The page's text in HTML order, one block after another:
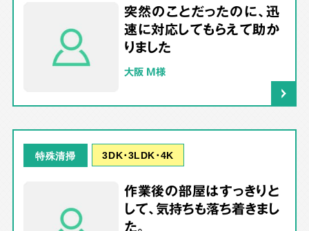
突然のことだったのに、迅
速に対応してもらえて助か
りました
大阪 M様
特殊清掃 3DK･3LDK･4K
作業後の部屋はすっきりと
して、気持ちも落ち着きまし
た。